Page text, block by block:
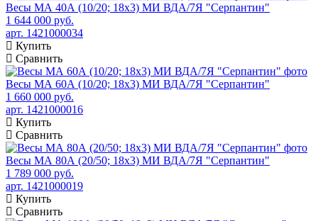
Весы МА 40А (10/20; 18х3) МИ ВДА/7Я "Серпантин"
1 644 000 руб.
арт. 1421000034
Купить
Сравнить
Весы МА 60А (10/20; 18х3) МИ ВДА/7Я "Серпантин"
1 660 000 руб.
арт. 1421000016
Купить
Сравнить
Весы МА 80А (20/50; 18х3) МИ ВДА/7Я "Серпантин"
1 789 000 руб.
арт. 1421000019
Купить
Сравнить